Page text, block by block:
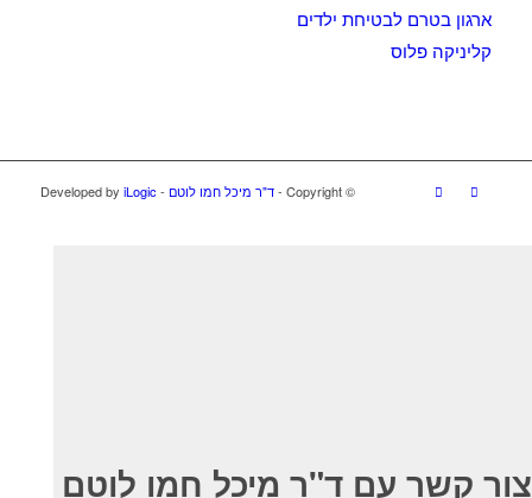
ארגון בטרם לבטיחת ילדים
קליניקה פלוס
© ‫Copyright - ד"ר מיכל חמו לוטם - Developed by
iLogic
צור קשר עם ד"ר מיכל חמו לוטם